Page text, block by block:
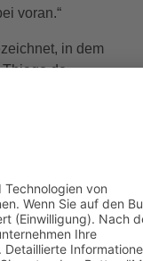
voran.“
in dem
de
„Diese
verdeutlicht
Als
die